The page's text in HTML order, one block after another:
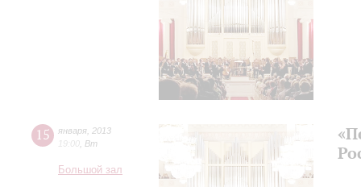
15 января 2013
19:00 Вт
Большой зал